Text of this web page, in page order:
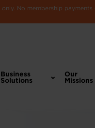
No membership
Business
Solutions
Our
Missions